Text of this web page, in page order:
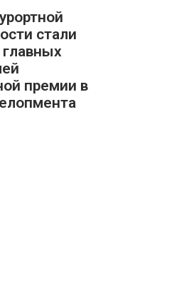
стали
премии в